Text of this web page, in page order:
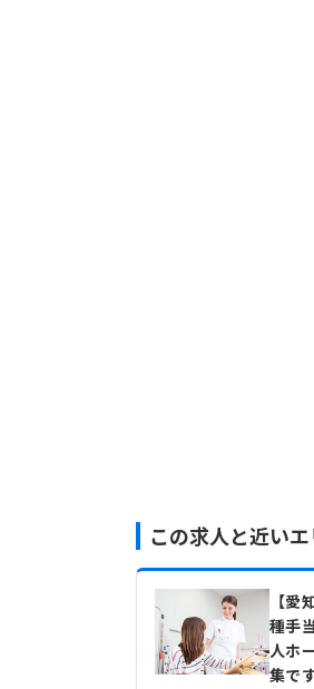
この求人と近い
【愛
種手
人ホ
集で